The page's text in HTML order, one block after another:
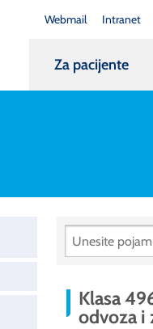
Webmail Intranet
Za pacijente
Klasa
odvoza i